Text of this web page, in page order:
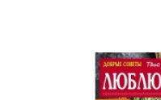
Все публикации